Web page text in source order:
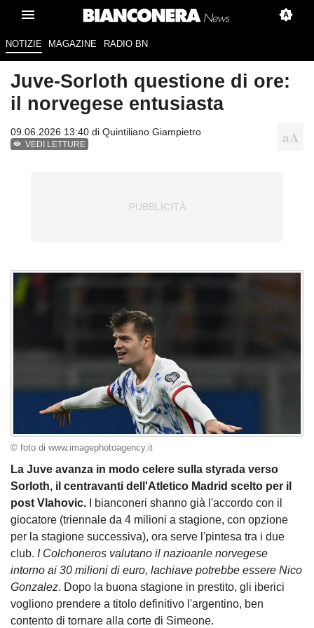
NOTIZIE MAGAZINE RADIO BN
Juve-Sorloth questione di ore:
il norvegese entusiasta
09.06.2026 13:40 di Quintiliano Giampietro
VEDI LETTURE
© foto di www.imagephotoagency.it
La Juve avanza in modo celere sulla styrada verso
Sorloth, il centravanti dell'Atletico Madrid scelto per il
post Vlahovic. I bianconeri shanno già l'accordo con il
giocatore (triennale da 4 milioni a stagione, con opzione
per la stagione successiva), ora serve l'pintesa tra i due
club. I Colchoneros valutano il nazioanle norvegese
intorno ai 30 milioni di euro, lachiave potrebbe essere Nico
Gonzalez. Dopo la buona stagione in prestito, gli iberici
vogliono prendere a titolo definitivo l'argentino, ben
contento di tornare alla corte di Simeone.